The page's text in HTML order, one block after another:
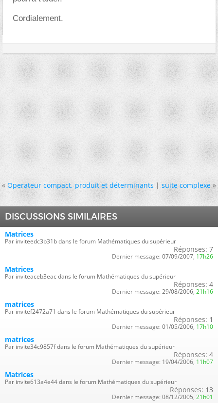
Cordialement.
« Operateur compact, produit et déterminants|suite complexe »
DISCUSSIONS SIMILAIRES
Matrices
Par inviteedc3b31b dans le forum Mathématiques du supérieur
Réponses: 7
Dernier message: 07/09/2007, 17h26
Matrices
Par inviteaceb3eac dans le forum Mathématiques du supérieur
Réponses: 4
Dernier message: 29/08/2006, 21h16
matrices
Par invitef2472a71 dans le forum Mathématiques du supérieur
Réponses: 1
Dernier message: 01/05/2006, 17h10
matrices
Par invite34c9857f dans le forum Mathématiques du supérieur
Réponses: 4
Dernier message: 19/04/2006, 11h07
Matrices
Par invite613a4e44 dans le forum Mathématiques du supérieur
Réponses: 13
Dernier message: 08/12/2005, 21h01